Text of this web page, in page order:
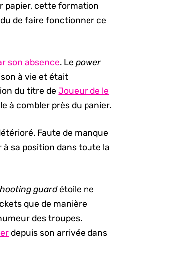
papier, cette formation
de faire fonctionner ce
son absence. Lepower
à vie et était
du titre deJoueur de le
à combler près du panier.
Faute de manque
sa position dans toute la
guardétoile ne
que de manière
des troupes.
depuis son arrivée dans